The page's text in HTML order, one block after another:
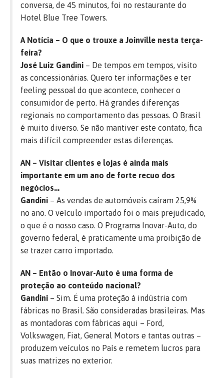
conversa, de 45 minutos, foi no restaurante do
Hotel Blue Tree Towers.
A Notícia – O que o trouxe a Joinville nesta terça-
feira?
José Luiz Gandini – De tempos em tempos, visito
as concessionárias. Quero ter informações e ter
feeling pessoal do que acontece, conhecer o
consumidor de perto. Há grandes diferenças
regionais no comportamento das pessoas. O Brasil
é muito diverso. Se não mantiver este contato, fica
mais difícil compreender estas diferenças.
AN – Visitar clientes e lojas é ainda mais
importante em um ano de forte recuo dos
negócios…
Gandini – As vendas de automóveis caíram 25,9%
no ano. O veículo importado foi o mais prejudicado,
o que é o nosso caso. O Programa Inovar-Auto, do
governo federal, é praticamente uma proibição de
se trazer carro importado.
AN – Então o Inovar-Auto é uma forma de
proteção ao conteúdo nacional?
Gandini – Sim. É uma proteção à indústria com
fábricas no Brasil. São consideradas brasileiras. Mas
as montadoras com fábricas aqui – Ford,
Volkswagen, Fiat, General Motors e tantas outras –
produzem veículos no País e remetem lucros para
suas matrizes no exterior.